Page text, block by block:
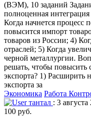
(ВЭМ), 10 заданий
полноценная
Когда начнется процесс
повысится импорт
товаров из России; 4)
отраслей; 5) Когда
черной металлургии.
решать, чтобы повысить
экспорта? 1) Расширить
экспорта за
Экономика Работа
тантал : 3 августа
100 руб.